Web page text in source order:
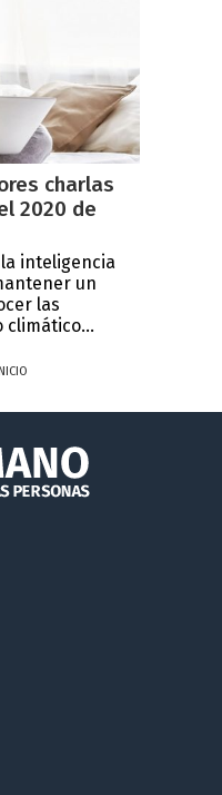
charlas
2020 de
inteligencia
un
las
climático...